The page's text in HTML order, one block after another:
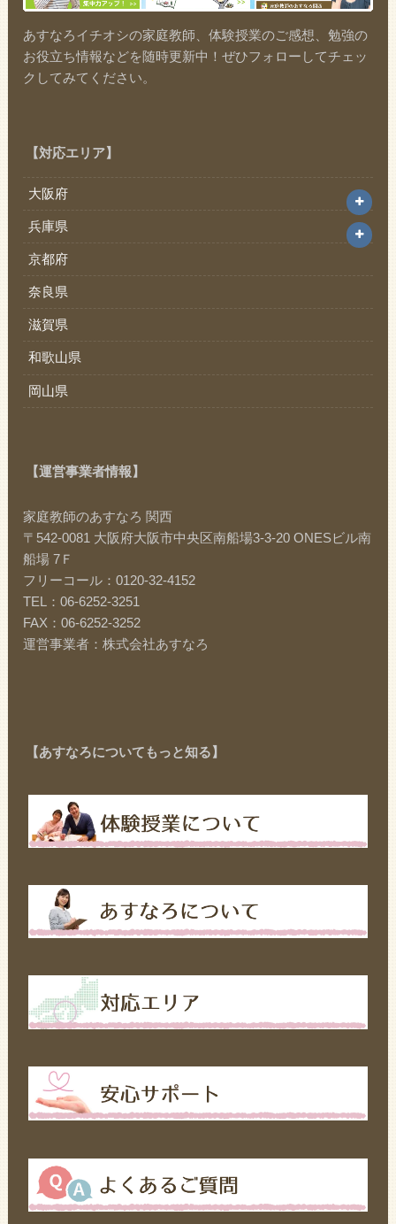
あすなろイチオシの家庭教師、体験授業のご感想、勉強の
お役立ち情報などを随時更新中！ぜひフォローしてチェッ
クしてみてください。
【対応エリア】
大阪府
兵庫県
京都府
奈良県
滋賀県
和歌山県
岡山県
【運営事業者情報】
家庭教師のあすなろ 関西
〒542-0081 大阪府大阪市中央区南船場3-3-20 ONESビル南
船場 7Ｆ
フリーコール：0120-32-4152
TEL：06-6252-3251
FAX：06-6252-3252
運営事業者：株式会社あすなろ
【あすなろについてもっと知る】